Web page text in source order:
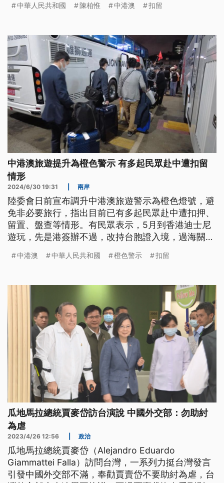
名姓，英文拼音和前立委-陳柏惟仝款。(本則新聞標
中華人民共和國 陳柏惟 中港澳 扣留
中港澳旅遊提升為橙色警示 有多起民眾赴中遭扣留
情形
2024/6/30 19:31 兩岸
陸委會日前宣布調升中港澳旅遊警示為橙色燈號，避
免非必要旅行，指出目前已有多起民眾赴中遭扣押、
留置、盤查等情形。有民眾表示，5月到香港迪士尼
遊玩，先是港簽辦不過，改持台胞證入境，過海關
音，跟前立委陳柏惟一樣，推測應該是被註記為黑名
中港澳 中華人民共和國 橙色警示 扣留
瓜地馬拉總統賈麥岱訪台演說 中國外交部：勿助紂
為虐
2023/4/26 12:56 政治
瓜地馬拉總統賈麥岱（Alejandro Eduardo
Giammattei Falla）訪問台灣，一系列力挺台灣發言
引發中國外交部不滿，奉勸賈賣岱不要助紂為虐，台